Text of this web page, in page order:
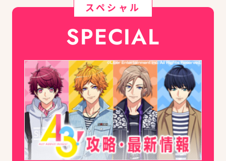
スペシャル
SPECIAL